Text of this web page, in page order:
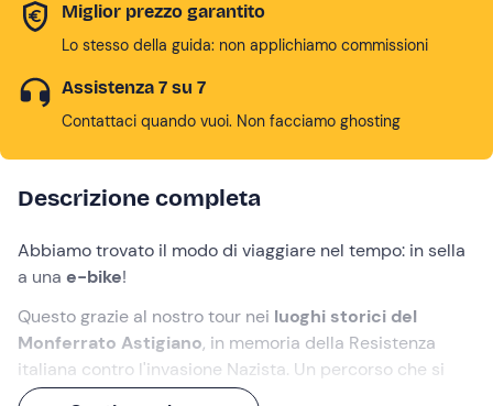
Miglior prezzo garantito
Lo stesso della guida: non applichiamo commissioni
Assistenza 7 su 7
Contattaci quando vuoi. Non facciamo ghosting
Descrizione completa
Abbiamo trovato il modo di viaggiare nel tempo: in sella
a una e-bike!
Questo grazie al nostro tour nei luoghi storici del
Monferrato Astigiano, in memoria della Resistenza
italiana contro l'invasione Nazista. Un percorso che si
snoda per un totale di50 kmtra strade sterrate e